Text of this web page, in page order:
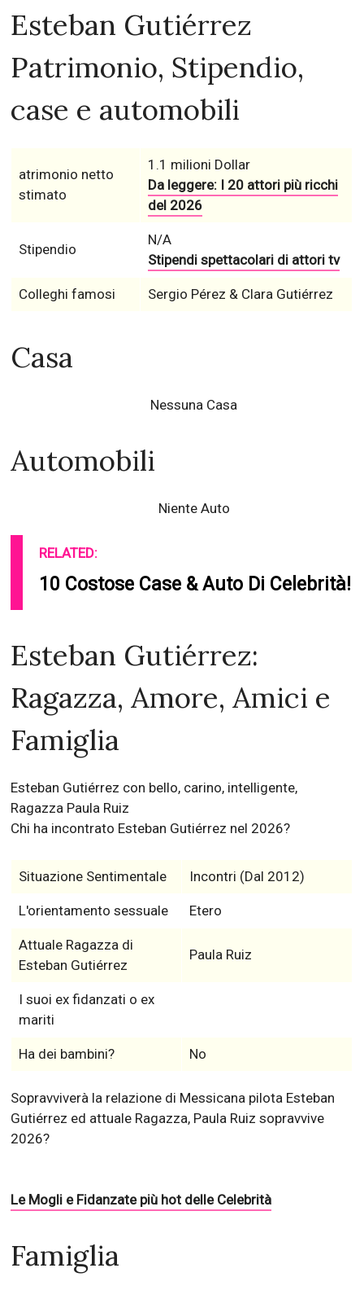
Esteban Gutiérrez
Patrimonio, Stipendio,
case e automobili
atrimonio netto
stimato
1.1 milioni Dollar
Da leggere: I 20 attori più ricchi
del 2026
Stipendio
N/A
Stipendi spettacolari di attori tv
Colleghi famosi Sergio Pérez & Clara Gutiérrez
Casa
Nessuna Casa
Automobili
Niente Auto
RELATED:
10 Costose Case & Auto Di Celebrità!
Esteban Gutiérrez:
Ragazza, Amore, Amici e
Famiglia
Esteban Gutiérrez con bello, carino, intelligente,
Ragazza Paula Ruiz
Chi ha incontrato Esteban Gutiérrez nel 2026?
Situazione Sentimentale Incontri (Dal 2012)
L'orientamento sessuale Etero
Attuale Ragazza di
Esteban Gutiérrez
Paula Ruiz
I suoi ex fidanzati o ex
mariti
Ha dei bambini? No
Sopravviverà la relazione di Messicana pilota Esteban
Gutiérrez ed attuale Ragazza, Paula Ruiz sopravvive
2026?
Le Mogli e Fidanzate più hot delle Celebrità
Famiglia